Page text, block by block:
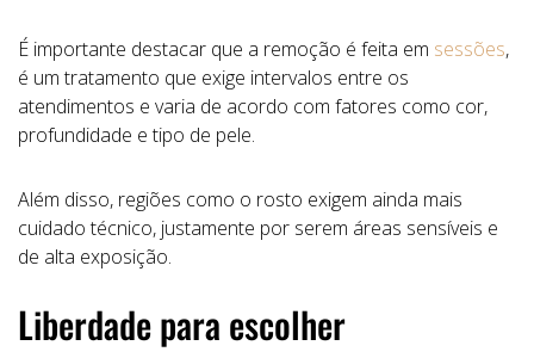
É importante destacar que a remoção é feita em sessões,
é um tratamento que exige intervalos entre os
atendimentos e varia de acordo com fatores como cor,
profundidade e tipo de pele.
Além disso, regiões como o rosto exigem ainda mais
cuidado técnico, justamente por serem áreas sensíveis e
de alta exposição.
Liberdade para escolher